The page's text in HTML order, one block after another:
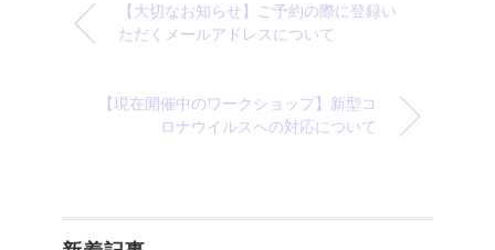
【大切なお知らせ】ご予約の際に登録い
ただくメールアドレスについて
【現在開催中のワークショップ】新型コ
ロナウイルスへの対応について